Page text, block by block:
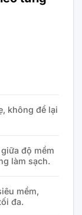
không để lại
độ mềm
làm sạch.
mềm,
đa.